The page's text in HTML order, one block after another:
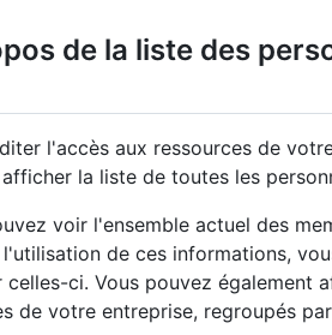
de la liste des
l'accès aux ressources de
la liste de toutes les
voir l'ensemble actuel des
de ces informations,
ci. Vous pouvez également
de votre entreprise, regroupés